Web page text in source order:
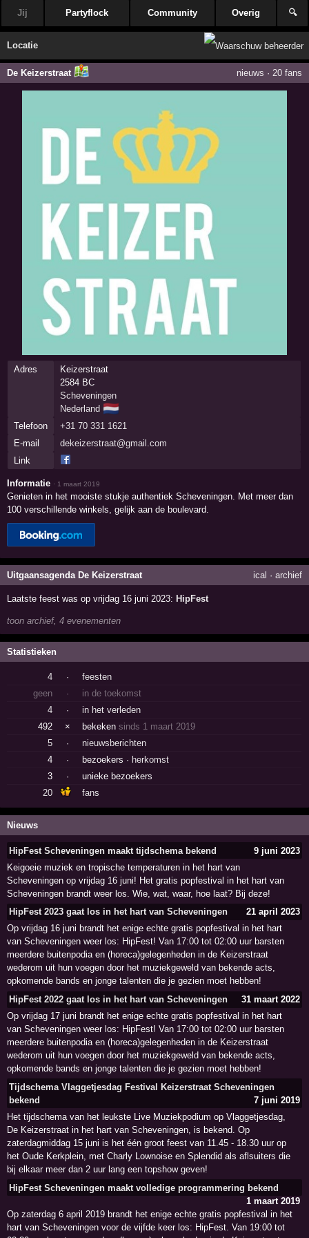
Jij Partyflock Community Overig 🔍
Locatie
De Keizerstraat nieuws · 20 fans
Adres
Keizerstraat
2584 BC
Scheveningen
Nederland 🇳🇱
Telefoon
+31 70 331 1621
E-mail
dekeizerstraat@gmail.com
Link
Informatie · 1 maart 2019
Genieten in het mooiste stukje authentiek Scheveningen. Met meer dan
100 verschillende winkels, gelijk aan de boulevard.
Uitgaansagenda De Keizerstraat ical · archief
Laatste feest was op vrijdag 16 juni 2023: HipFest
toon archief, 4 evenementen
Statistieken
4 ·
feesten
geen
·
in de toekomst
4
·
in het verleden
492
× bekekensinds 1 maart 2019
5
·
nieuwsberichten
4
· bezoekers · herkomst
3
·
unieke bezoekers
20
fans
Nieuws
HipFest Scheveningen maakt tijdschema bekend
9 juni 2023
Keigoeie muziek en tropische temperaturen in het hart van
Scheveningen op vrijdag 16 juni! Het gratis popfestival in het hart van
Scheveningen brandt weer los. Wie, wat, waar, hoe laat? Bij deze!
HipFest 2023 gaat los in het hart van Scheveningen
21 april 2023
Op vrijdag 16 juni brandt het enige echte gratis popfestival in het hart
van Scheveningen weer los: HipFest! Van 17:00 tot 02:00 uur barsten
meerdere buitenpodia en (horeca)gelegenheden in de Keizerstraat
wederom uit hun voegen door het muziekgeweld van bekende acts,
opkomende bands en jonge talenten die je gezien moet hebben!
HipFest 2022 gaat los in het hart van Scheveningen
31 maart 2022
Op vrijdag 17 juni brandt het enige echte gratis popfestival in het hart
van Scheveningen weer los: HipFest! Van 17:00 tot 02:00 uur barsten
meerdere buitenpodia en (horeca)gelegenheden in de Keizerstraat
wederom uit hun voegen door het muziekgeweld van bekende acts,
opkomende bands en jonge talenten die je gezien moet hebben!
Tijdschema Vlaggetjesdag Festival Keizerstraat Scheveningen
bekend
7 juni 2019
Het tijdschema van het leukste Live Muziekpodium op Vlaggetjesdag,
De Keizerstraat in het hart van Scheveningen, is bekend. Op
zaterdagmiddag 15 juni is het één groot feest van 11.45 - 18.30 uur op
het Oude Kerkplein, met Charly Lownoise en Splendid als aflsuiters die
bij elkaar meer dan 2 uur lang een topshow geven!
HipFest Scheveningen maakt volledige programmering bekend
1 maart 2019
Op zaterdag 6 april 2019 brandt het enige echte gratis popfestival in het
hart van Scheveningen voor de vijfde keer los: HipFest. Van 19:00 tot